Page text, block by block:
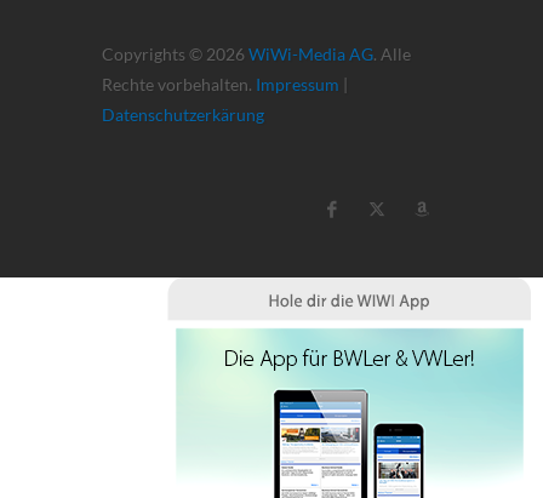
Copyrights © 2026 WiWi-Media AG. Alle
Rechte vorbehalten. Impressum |
Datenschutzerkärung